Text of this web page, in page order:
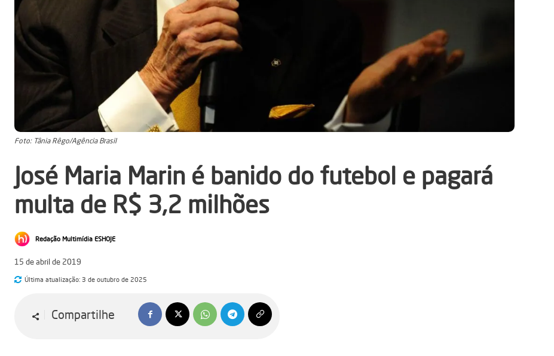
Foto: Tânia Rêgo/Agência Brasil
José Maria Marin é banido do futebol e pagará
multa de R$ 3,2 milhões
Redação Multimídia ESHOJE
15 de abril de 2019
Última atualização: 3 de outubro de 2025
Compartilhe